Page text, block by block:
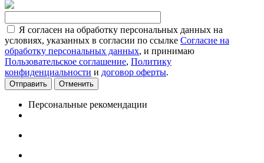
Я согласен на обработку персональных данных на
условиях, указанных в согласии по ссылке Согласие на
обработку персональных данных, и принимаю
Пользовательское соглашение, Политику
конфиденциальности и договор оферты.
Отменить
Персональные рекомендации